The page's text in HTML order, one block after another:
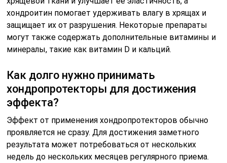
хондроитин помогает удерживать влагу в хрящах и
защищает их от разрушения. Некоторые препараты
могут также содержать дополнительные витамины и
минералы, такие как витамин D и кальций.
Как долго нужно принимать
хондропротекторы для достижения
эффекта?
Эффект от применения хондропротекторов обычно
проявляется не сразу. Для достижения заметного
результата может потребоваться от нескольких
недель до нескольких месяцев регулярного приема.